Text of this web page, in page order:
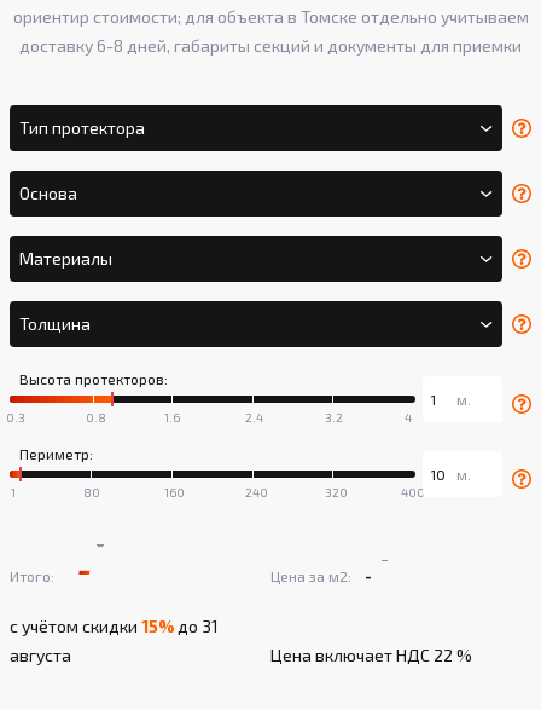
ориентир стоимости; для объекта в Томске отдельно учитываем
доставку 6-8 дней, габариты секций и документы для приемки
Тип протектора
Основа
Материалы
Толщина
Высота протекторов:
Периметр:
Итого: -
-
с учётом скидки 15%до 31
августа
Цена за м2: -
-
Цена включает НДС 22 %